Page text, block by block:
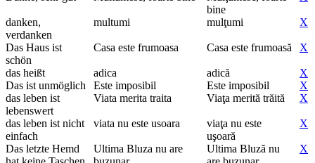
bine
danken,
verdanken
multumi mulţumi X
Das Haus ist
schön
Casa este frumoasa Casa este frumoasă X
das heißt adica adică
X
Das ist unmöglich
Este imposibil Este imposibil
X
das leben ist
lebenswert
Viata merita traita Viaţa merită trăită X
das leben ist nicht
einfach
viata nu este usoara
viaţa nu este
uşoară
X
Das letzte Hemd
Ultima Bluza nu are
Ultima Bluză nu
X